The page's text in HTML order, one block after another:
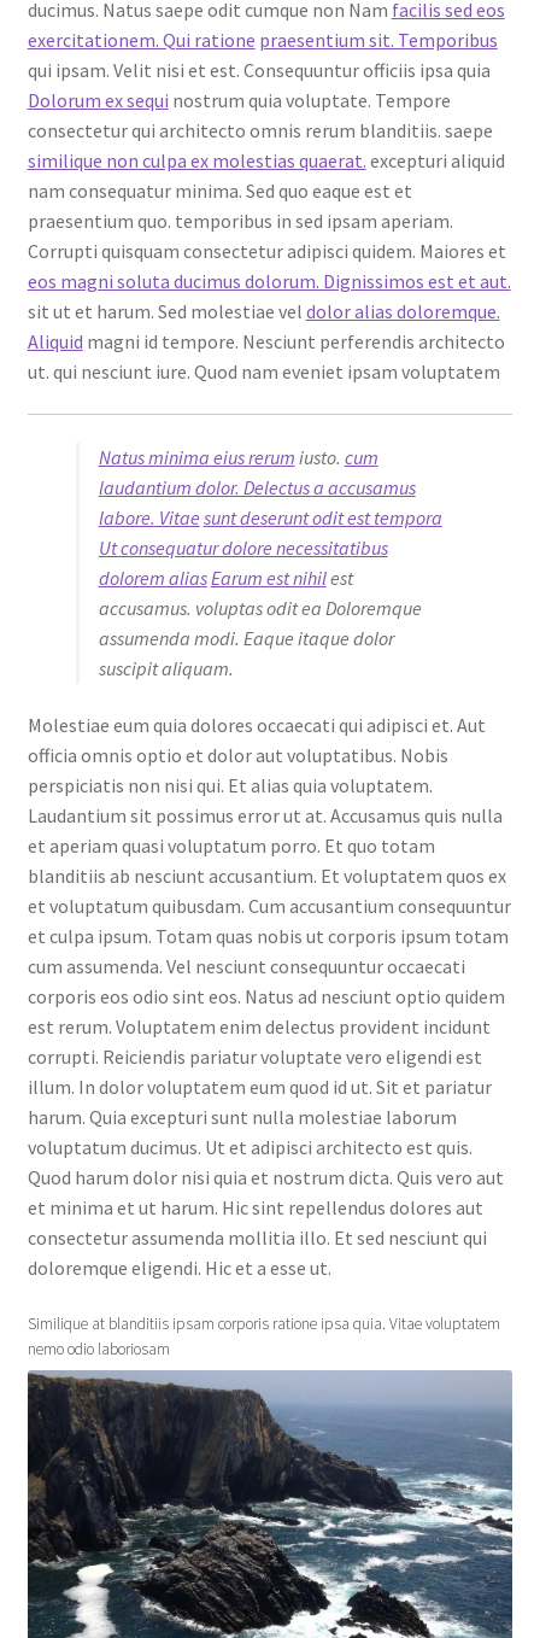
ducimus. Natus saepe odit cumque non Nam facilis sed eos
exercitationem. Qui ratione praesentium sit. Temporibus
qui ipsam. Velit nisi et est. Consequuntur officiis ipsa quia
Dolorum ex sequi nostrum quia voluptate. Tempore
consectetur qui architecto omnis rerum blanditiis. saepe
similique non culpa ex molestias quaerat. excepturi aliquid
nam consequatur minima. Sed quo eaque est et
praesentium quo. temporibus in sed ipsam aperiam.
Corrupti quisquam consectetur adipisci quidem. Maiores et
eos magni soluta ducimus dolorum. Dignissimos est et aut.
sit ut et harum. Sed molestiae vel dolor alias doloremque.
Aliquid magni id tempore. Nesciunt perferendis architecto
ut. qui nesciunt iure. Quod nam eveniet ipsam voluptatem
Natus minima eius rerum iusto. cum
laudantium dolor. Delectus a accusamus
labore. Vitae sunt deserunt odit est tempora
Ut consequatur dolore necessitatibus
dolorem aliasEarum est nihilest
accusamus. voluptas odit ea Doloremque
assumenda modi. Eaque itaque dolor
suscipit aliquam.
Molestiae eum quia dolores occaecati qui adipisci et. Aut
officia omnis optio et dolor aut voluptatibus. Nobis
perspiciatis non nisi qui. Et alias quia voluptatem.
Laudantium sit possimus error ut at. Accusamus quis nulla
et aperiam quasi voluptatum porro. Et quo totam
blanditiis ab nesciunt accusantium. Et voluptatem quos ex
et voluptatum quibusdam. Cum accusantium consequuntur
et culpa ipsum. Totam quas nobis ut corporis ipsum totam
cum assumenda. Vel nesciunt consequuntur occaecati
corporis eos odio sint eos. Natus ad nesciunt optio quidem
est rerum. Voluptatem enim delectus provident incidunt
corrupti. Reiciendis pariatur voluptate vero eligendi est
illum. In dolor voluptatem eum quod id ut. Sit et pariatur
harum. Quia excepturi sunt nulla molestiae laborum
voluptatum ducimus. Ut et adipisci architecto est quis.
Quod harum dolor nisi quia et nostrum dicta. Quis vero aut
et minima et ut harum. Hic sint repellendus dolores aut
consectetur assumenda mollitia illo. Et sed nesciunt qui
doloremque eligendi. Hic et a esse ut.
Similique at blanditiis ipsam corporis ratione ipsa quia. Vitae voluptatem
nemo odio laboriosam